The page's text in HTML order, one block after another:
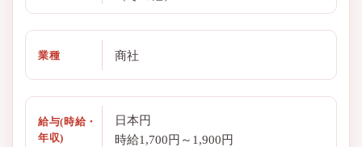
業種 商社
給与(時給・
年収)
日本円
時給1,700円～1,900円